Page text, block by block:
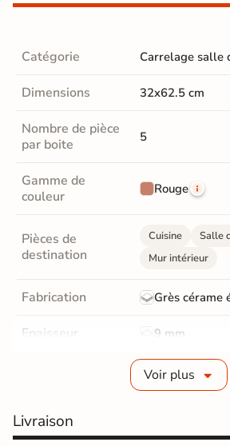
Catégorie Carrelage salle
Dimensions 32x62.5 cm
Nombre de pièce
par boite
5
Gamme de
couleur
Rouge
Pièces de
destination
Cuisine
Salle
Mur intérieur
Fabrication Grès cérame
Epaisseur 9 mm
Non-rectifié
Surface Structurée
Voir plus
Livraison